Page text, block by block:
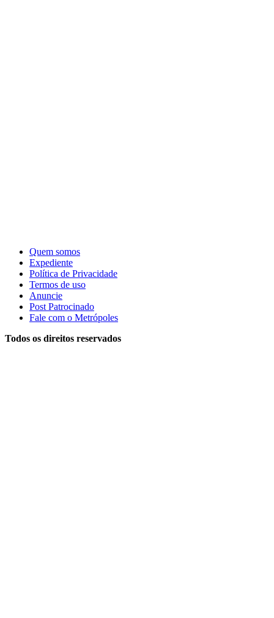
Quem somos
Expediente
Política de Privacidade
Termos de uso
Anuncie
Post Patrocinado
Fale com o Metrópoles
Todos os direitos reservados